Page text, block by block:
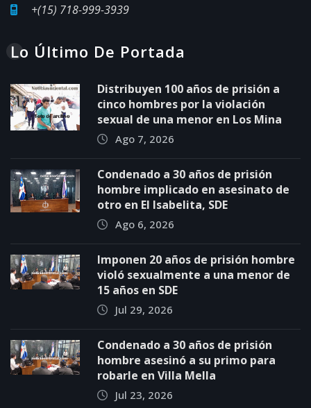
+(15) 718-999-3939
Lo Último De Portada
Distribuyen 100 años de prisión a
cinco hombres por la violación
sexual de una menor en Los Mina
Ago 7, 2026
Condenado a 30 años de prisión
hombre implicado en asesinato de
otro en El Isabelita, SDE
Ago 6, 2026
Imponen 20 años de prisión hombre
violó sexualmente a una menor de
15 años en SDE
Jul 29, 2026
Condenado a 30 años de prisión
hombre asesinó a su primo para
robarle en Villa Mella
Jul 23, 2026